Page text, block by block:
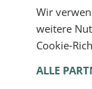
deiner
Wir
weitere
Cookie-
ALLE